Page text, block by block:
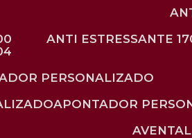
ANTI ESTRESSANTE
PERSONALIZADO
APONTADOR